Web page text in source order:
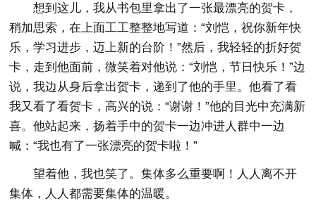
想到这儿，我从书包里拿出了一张最漂亮的贺卡，
稍加思索，在上面工工整整地写道：“刘恺，祝你新年快
乐，学习进步，迈上新的台阶！”然后，我轻轻的折好贺
卡，走到他面前，微笑着对他说：“刘恺，节日快乐！”边
说，我边从身后拿出贺卡，递到了他的手里。他看了看
我又看了看贺卡，高兴的说：“谢谢！”他的目光中充满新
喜。他站起来，扬着手中的贺卡一边冲进人群中一边
喊：“我也有了一张漂亮的贺卡啦！”
望着他，我也笑了。集体多么重要啊！人人离不开
集体，人人都需要集体的温暖。